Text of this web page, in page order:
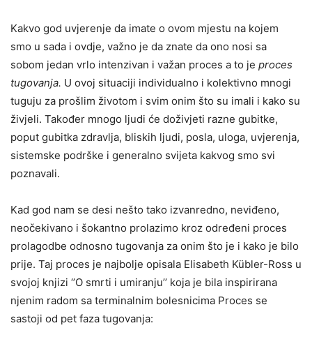
Kakvo god uvjerenje da imate o ovom mjestu na kojem
smo u sada i ovdje, važno je da znate da ono nosi sa
sobom jedan vrlo intenzivan i važan proces a to je proces
tugovanja. U ovoj situaciji individualno i kolektivno mnogi
tuguju za prošlim životom i svim onim što su imali i kako su
živjeli. Također mnogo ljudi će doživjeti razne gubitke,
poput gubitka zdravlja, bliskih ljudi, posla, uloga, uvjerenja,
sistemske podrške i generalno svijeta kakvog smo svi
poznavali.
Kad god nam se desi nešto tako izvanredno, neviđeno,
neočekivano i šokantno prolazimo kroz određeni proces
prolagodbe odnosno tugovanja za onim što je i kako je bilo
prije. Taj proces je najbolje opisala Elisabeth Kübler-Ross u
svojoj knjizi ‘’O smrti i umiranju’’ koja je bila inspirirana
njenim radom sa terminalnim bolesnicima Proces se
sastoji od pet faza tugovanja: